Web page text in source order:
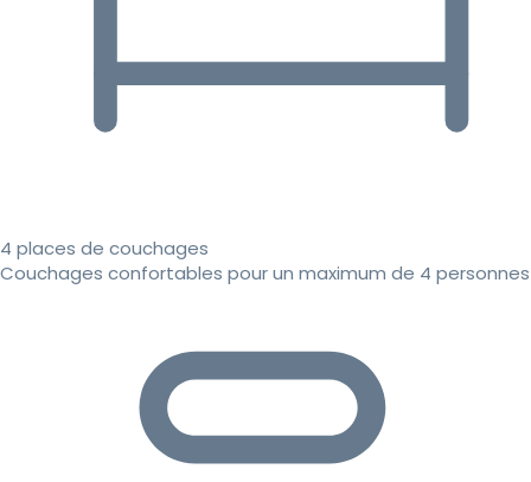
4 places de couchages
Couchages confortables pour un maximum de 4 personnes